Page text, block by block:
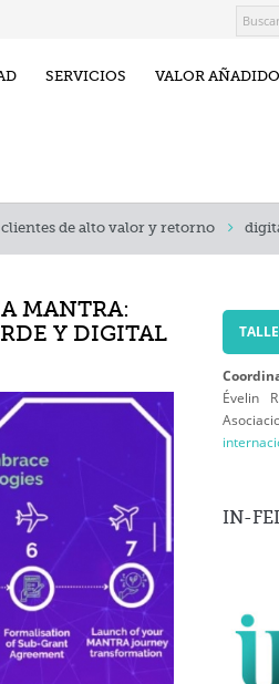
SERVICIOS VALOR AÑADIDO
de alto valor y retorno
MANTRA:
Y DIGITAL
Évelin
IN-